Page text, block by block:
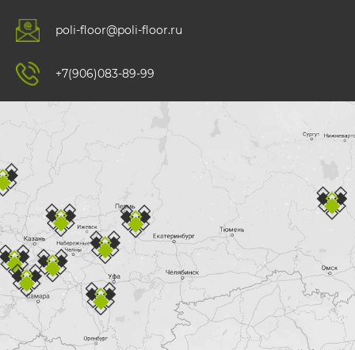
poli-floor@poli-floor.ru
+7(906)083-89-99